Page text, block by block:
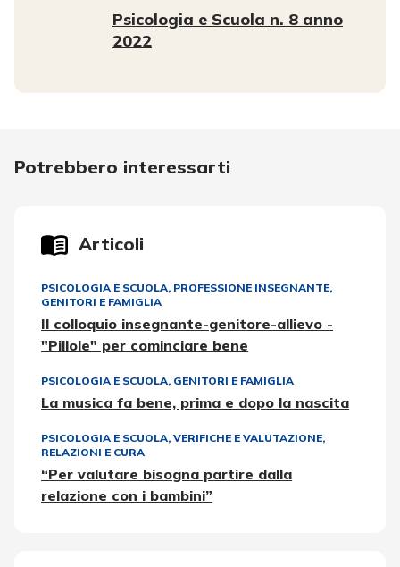
Psicologia e Scuola n. 8 anno
2022
Potrebbero interessarti
Articoli
PSICOLOGIA E SCUOLA, PROFESSIONE INSEGNANTE,
GENITORI E FAMIGLIA
Il colloquio insegnante-genitore-allievo -
"Pillole" per cominciare bene
PSICOLOGIA E SCUOLA, GENITORI E FAMIGLIA
La musica fa bene, prima e dopo la nascita
PSICOLOGIA E SCUOLA, VERIFICHE E VALUTAZIONE,
RELAZIONI E CURA
“Per valutare bisogna partire dalla
relazione con i bambini”